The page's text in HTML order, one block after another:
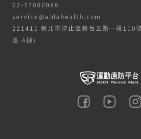
02-77080088
service@aldahealth.com
221411 新北市汐止區新台五路一段110
區-A棟)